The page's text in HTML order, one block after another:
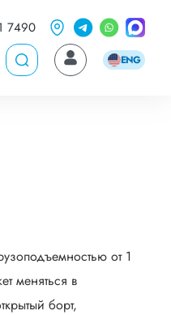
7490
ENG
от 1
меняться в
борт,